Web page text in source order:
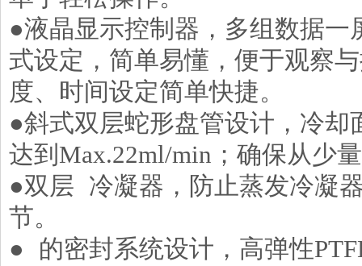
●液晶显示控制器，多组数据
式设定，简单易懂，便于观察
度、时间设定简单快捷。
●斜式双层蛇形盘管设计，冷却
达到Max.22ml/min；确保从少
●双层 冷凝器，防止蒸发冷凝
节。
● 的密封系统设计，高弹性